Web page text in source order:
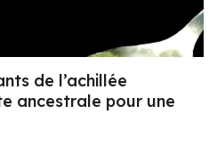
de l’achillée
ancestrale pour une